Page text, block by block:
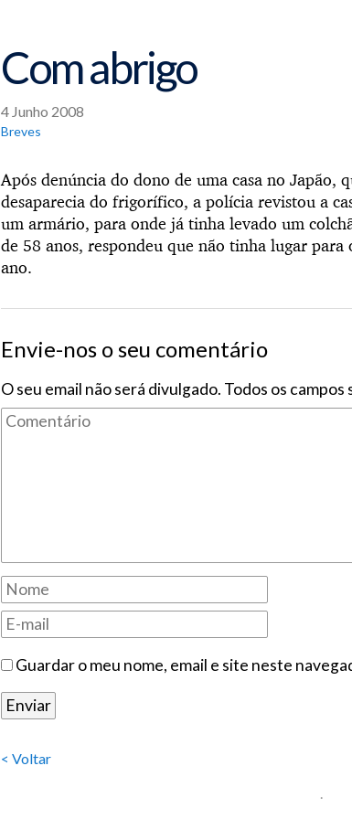
Com abrigo
4 Junho 2008
Breves
Após denúncia do dono de uma casa no Japão,
desaparecia do frigorífico, a polícia revistou a
um armário, para onde já tinha levado um
de 58 anos, respondeu que não tinha lugar
ano.
Envie-nos o seu comentário
O seu email não será divulgado. Todos os campos
Guardar o meu nome, email e site neste
< Voltar
.